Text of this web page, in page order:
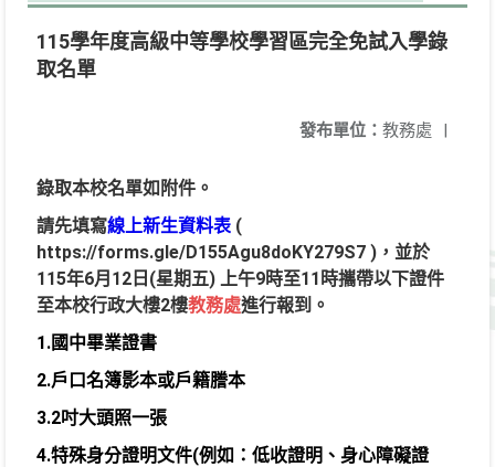
115學年度高級中等學校學習區完全免試入學錄
取名單
發布單位： 教務處 |
錄取本校名單如附件。
請先填寫線上新生資料表 (
https://forms.gle/D155Agu8doKY279S7 )，並於
115年6月12日(星期五) 上午9時至11時攜帶以下證件
至本校行政大樓2樓教務處進行報到。
1.國中畢業證書
2.戶口名簿影本或戶籍謄本
3.2吋大頭照一張
4.特殊身分證明文件(例如：低收證明、身心障礙證